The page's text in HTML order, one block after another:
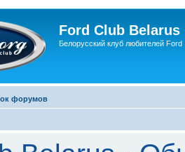
Ford Club Belarus
Белорусский клуб любителей Ford
форумов